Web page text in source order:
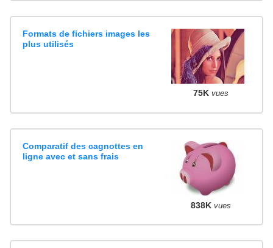
Formats de fichiers images les
plus utilisés
75K vues
Comparatif des cagnottes en
ligne avec et sans frais
838K vues